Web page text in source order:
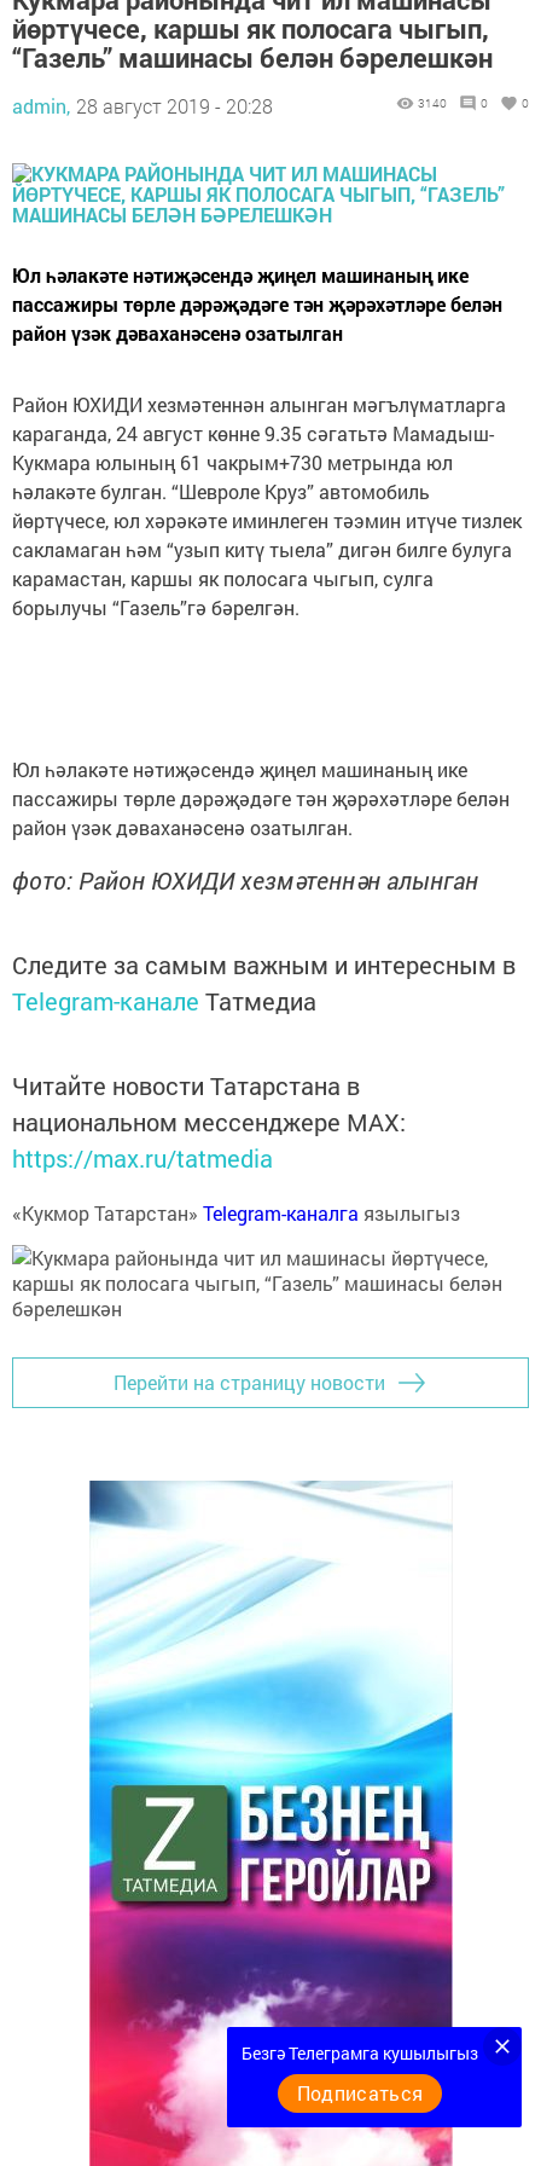
йөртүчесе, каршы як полосага чыгып,
“Газель” машинасы белән бәрелешкән
admin, 28 август 2019 - 20:28 3140 0 0
Юл һәлакәте нәтиҗәсендә җиңел машинаның ике
пассажиры төрле дәрәҗәдәге тән җәрәхәтләре белән
район үзәк дәваханәсенә озатылган
Район ЮХИДИ хезмәтеннән алынган мәгълүматларга
караганда, 24 август көнне 9.35 сәгатьтә Мамадыш-
Кукмара юлының 61 чакрым+730 метрында юл
һәлакәте булган. “Шевроле Круз” автомобиль
йөртүчесе, юл хәрәкәте иминлеген тәэмин итүче тизлек
сакламаган һәм “узып китү тыела” дигән билге булуга
карамастан, каршы як полосага чыгып, сулга
борылучы “Газель”гә бәрелгән.
Юл һәлакәте нәтиҗәсендә җиңел машинаның ике
пассажиры төрле дәрәҗәдәге тән җәрәхәтләре белән
район үзәк дәваханәсенә озатылган.
фото: Район ЮХИДИ хезмәтеннән алынган
Следите за самым важным и интересным в
Telegram-канале Татмедиа
Читайте новости Татарстана в
национальном мессенджере MАХ:
https://max.ru/tatmedia
«Кукмор Татарстан» Telegram-каналга язылыгыз
Перейти на страницу новости
Безгә Телеграмга кушылыгыз
Подписаться